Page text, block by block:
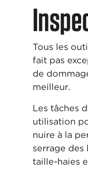
Tous les
fait pas
de
meilleur.
Les tâches
utilisation
nuire à la
serrage des
taille-haies